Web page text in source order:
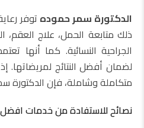
الدكتورة سمر حموده توفر
ذلك متابعة الحمل، علاج العقم،
الجراحية النسائية. كما أنها
لضمان أفضل النتائج لمريضاتها.
متكاملة وشاملة، فإن الدكتورة
نصائح للاستفادة من خدمات